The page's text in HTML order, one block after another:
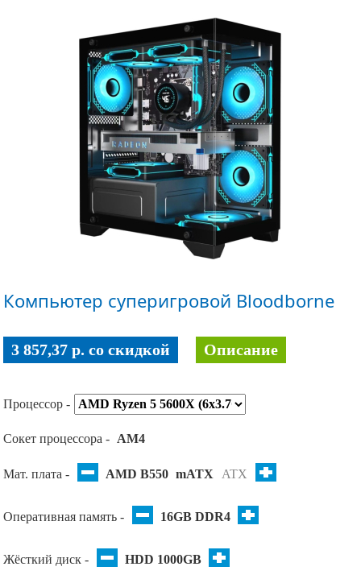
Компьютер суперигровой Bloodborne
3 857,37 p. co скидкой Описание
Процессор -
Сокет процессора - AM4
Мат. плата - AMD B550 mATX ATX
Оперативная память - 16GB DDR4
Жёсткий диск - HDD 1000GB